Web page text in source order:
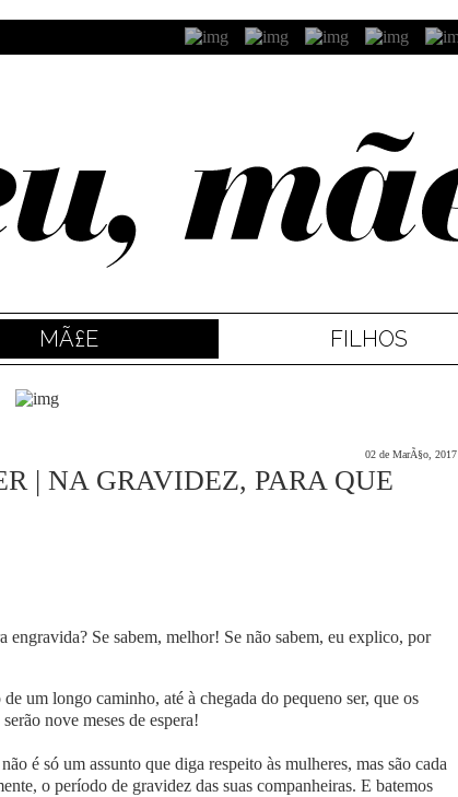
MÃ£E FILHOS
02 de MarÃ§o, 2017
| NA GRAVIDEZ, PARA QUE
engravida? Se sabem, melhor! Se não sabem, eu explico, por
um longo caminho, até à chegada do pequeno ser, que os
nove meses de espera!
é só um assunto que diga respeito às mulheres, mas são cada
o período de gravidez das suas companheiras. E batemos